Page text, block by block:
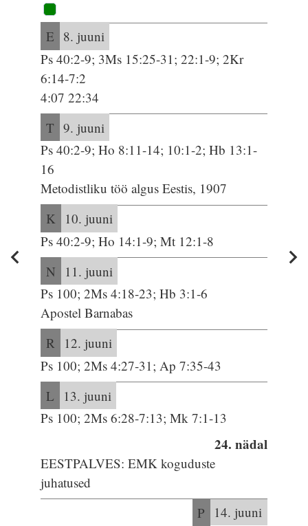
E 8. juuni
Ps 40:2-9; 3Ms 15:25-31; 22:1-9; 2Kr
6:14-7:2
4:07 22:34
T 9. juuni
Ps 40:2-9; Ho 8:11-14; 10:1-2; Hb 13:1-
16
Metodistliku töö algus Eestis, 1907
K
10. juuni
Ps 40:2-9; Ho 14:1-9; Mt 12:1-8
N
11. juuni
Ps 100; 2Ms 4:18-23; Hb 3:1-6
Apostel Barnabas
R
12. juuni
Ps 100; 2Ms 4:27-31; Ap 7:35-43
L
13. juuni
Ps 100; 2Ms 6:28-7:13; Mk 7:1-13
24. nädal
EESTPALVES: EMK koguduste
juhatused
P
14. juuni